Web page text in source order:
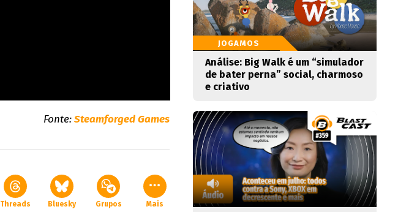
Fonte:Steamforged Games
Threads Bluesky Grupos Mais
JOGAMOS
Análise: Big Walk é um “simulador
de bater perna” social, charmoso
e criativo